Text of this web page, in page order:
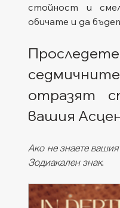
стойност и
обичате и да
отразят
вашия
Ако не знаете
Зодиакален знак.